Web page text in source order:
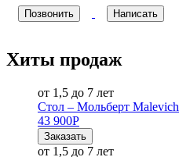
Позвонить Написать
Хиты продаж
от 1,5 до 7 лет
Стол – Мольберт Malevich
43 900Р
Заказать
от 1,5 до 7 лет